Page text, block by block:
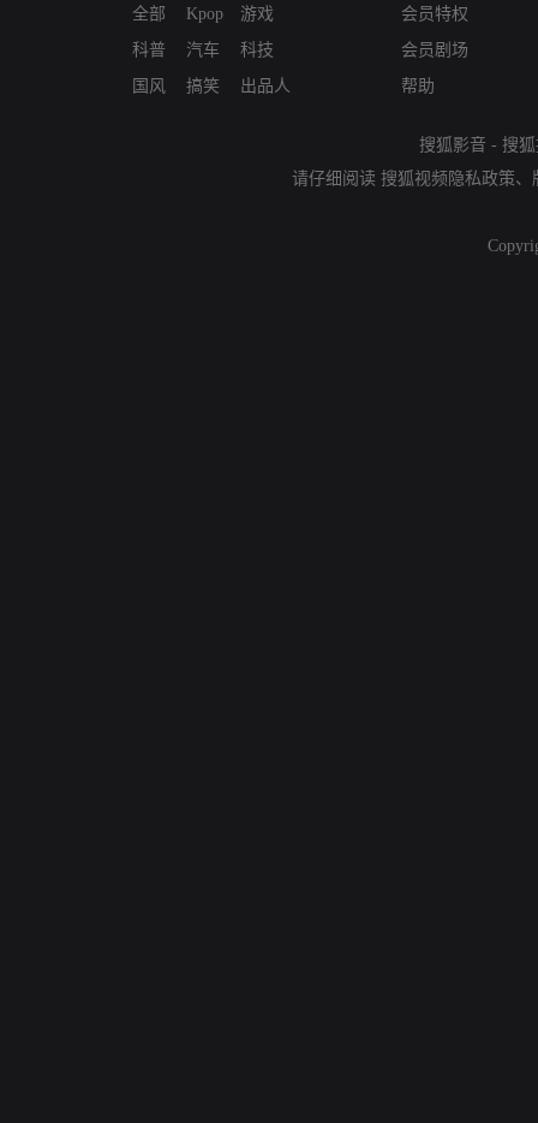
全部
科普
国风
Kpop
汽车
搞笑
游戏
科技
出品人
会员特权
会员剧场
帮助
搜狐影音 - 搜
请仔细阅读 搜狐视频隐私政策、